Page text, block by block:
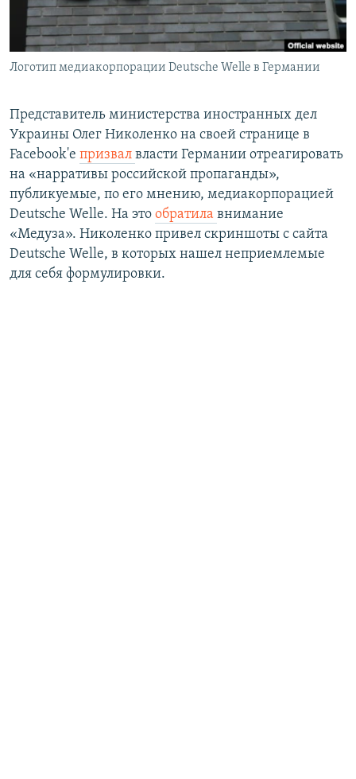
Логотип медиакорпорации Deutsche Welle в Германии
Представитель министерства иностранных дел
Украины Олег Николенко на своей странице в
Facebook'е призвал власти Германии отреагировать
на «нарративы российской пропаганды»,
публикуемые, по его мнению, медиакорпорацией
Deutsche Welle. На это обратила внимание
«Медуза». Николенко привел скриншоты с сайта
Deutsche Welle, в которых нашел неприемлемые
для себя формулировки.